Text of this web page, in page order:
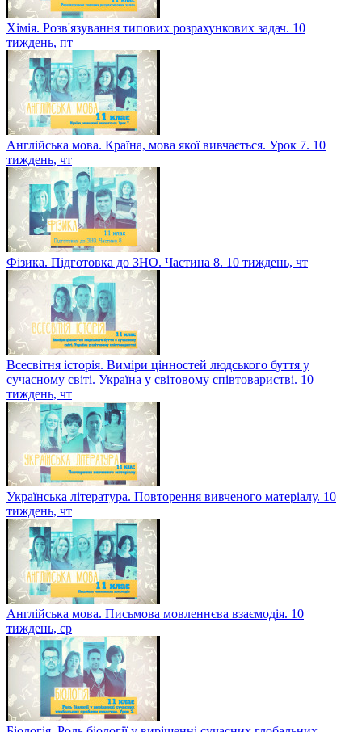
Хімія. Розв'язування типових розрахункових задач. 10
тиждень, пт
Англійська мова. Країна, мова якої вивчається. Урок 7. 10
тиждень, чт
Фізика. Підготовка до ЗНО. Частина 8. 10 тиждень, чт
Всесвітня історія. Виміри цінностей людського буття у
сучасному світі. Україна у світовому співтоваристві. 10
тиждень, чт
Українська література. Повторення вивченого матеріалу. 10
тиждень, чт
Англійська мова. Письмова мовленнєва взаємодія. 10
тиждень, ср